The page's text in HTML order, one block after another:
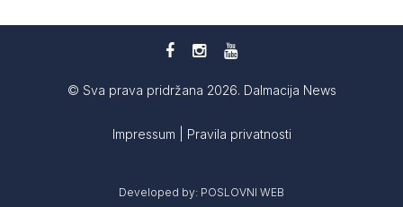
© Sva prava pridržana 2026. Dalmacija News
Impressum Pravila privatnosti
Developed by: POSLOVNI WEB